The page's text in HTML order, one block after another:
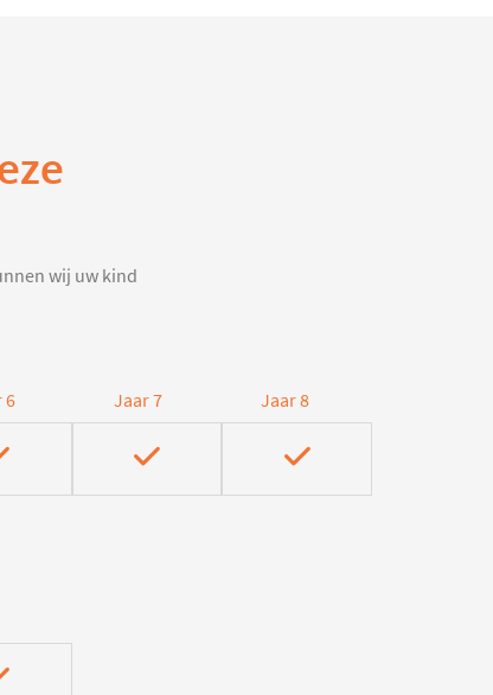
wij uw kind
6 Jaar 7 Jaar 8